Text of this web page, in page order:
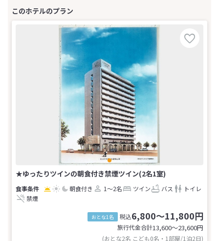
★ゆったりツインの朝食付き禁煙ツイン(2名1室)
朝食付き 1～2名 ツイン バス
トイレ
禁煙
おとな1名 税込6,800～11,800円
旅行代金合計13,600〜23,600円
(おとな2名 こども0名・1部屋/1泊2日)